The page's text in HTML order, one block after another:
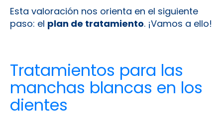
Esta valoración nos orienta en el siguiente
paso: el plan de tratamiento. ¡Vamos a ello!
Tratamientos para las
manchas blancas en los
dientes